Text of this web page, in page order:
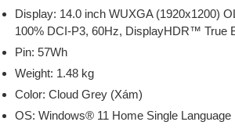
Display: 14.0 inch WUXGA (1920x1200)
100% DCI-P3, 60Hz, DisplayHDR™ True
Pin: 57Wh
Weight: 1.48 kg
Color: Cloud Grey (Xám)
OS: Windows® 11 Home Single Language